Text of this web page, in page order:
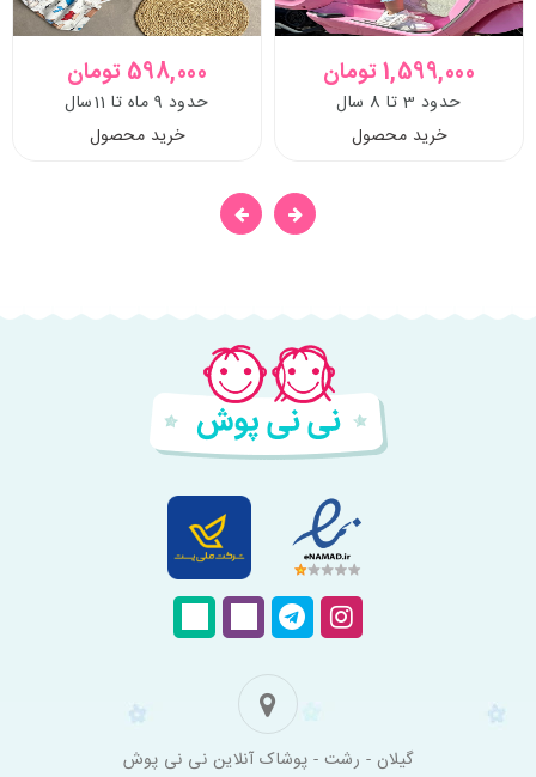
1,599,000 تومان
حدود 3 تا 8 سال
خرید محصول
598,000 تومان
حدود 9 ماه تا 11سال
خرید محصول
گیلان - رشت - پوشاک آنلاین نی نی پوش